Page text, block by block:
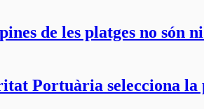
de les platges no
Portuària selecciona